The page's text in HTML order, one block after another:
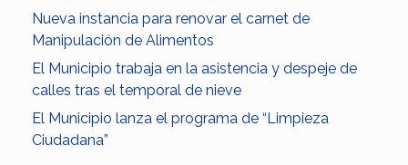
Nueva instancia para renovar el carnet de
Manipulación de Alimentos
El Municipio trabaja en la asistencia y despeje de
calles tras el temporal de nieve
El Municipio lanza el programa de “Limpieza
Ciudadana”